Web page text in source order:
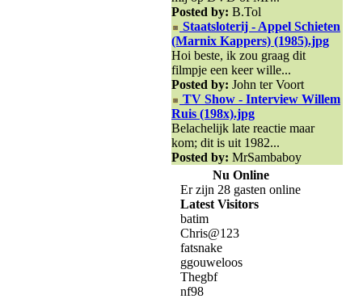
Posted by: B.Tol
Staatsloterij - Appel Schieten
(Marnix Kappers) (1985).jpg
Hoi beste, ik zou graag dit
filmpje een keer wille...
Posted by: John ter Voort
TV Show - Interview Willem
Ruis (198x).jpg
Belachelijk late reactie maar
kom; dit is uit 1982...
Posted by: MrSambaboy
Nu Online
Er zijn 28 gasten online
Latest Visitors
batim
Chris@123
fatsnake
ggouweloos
Thegbf
nf98